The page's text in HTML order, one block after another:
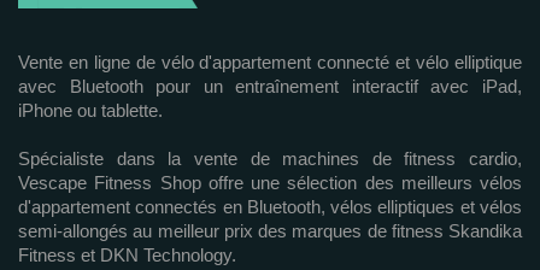
Vente en ligne de vélo d'appartement connecté et vélo elliptique
avec Bluetooth pour un entraînement interactif avec iPad,
iPhone ou tablette.
Spécialiste dans la vente de machines de fitness cardio,
Vescape Fitness Shop offre une sélection des meilleurs vélos
d'appartement connectés en Bluetooth, vélos elliptiques et vélos
semi-allongés au meilleur prix des marques de fitness Skandika
Fitness et DKN Technology.